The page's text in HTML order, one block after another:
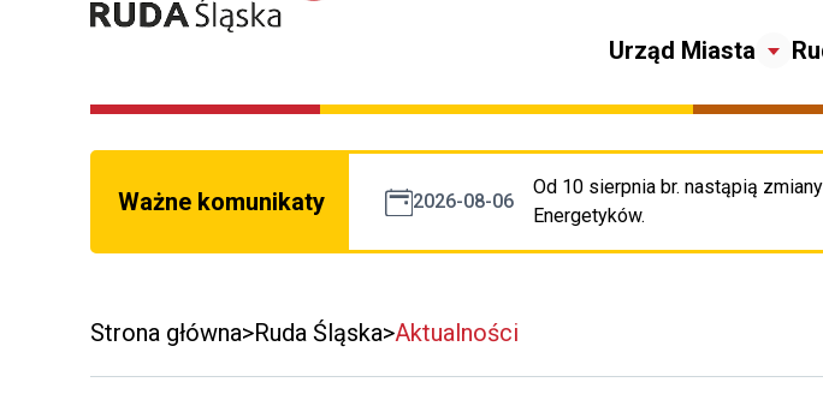
Urząd Miasta
Ważne komunikaty 2026-08-06
Od 10 sierpnia br. nastąpią
Energetyków.
Strona główna Ruda Śląska Aktualności